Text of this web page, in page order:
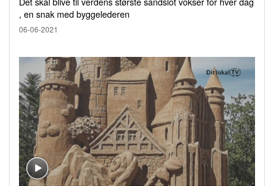
, en snak med byggelederen
06-06-2021